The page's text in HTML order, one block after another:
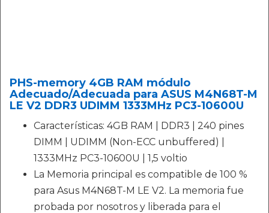
PHS-memory 4GB RAM módulo
Adecuado/Adecuada para ASUS M4N68T-M
LE V2 DDR3 UDIMM 1333MHz PC3-10600U
Características: 4GB RAM | DDR3 | 240 pines
DIMM | UDIMM (Non-ECC unbuffered) |
1333MHz PC3-10600U | 1,5 voltio
La Memoria principal es compatible de 100 %
para Asus M4N68T-M LE V2. La memoria fue
probada por nosotros y liberada para el